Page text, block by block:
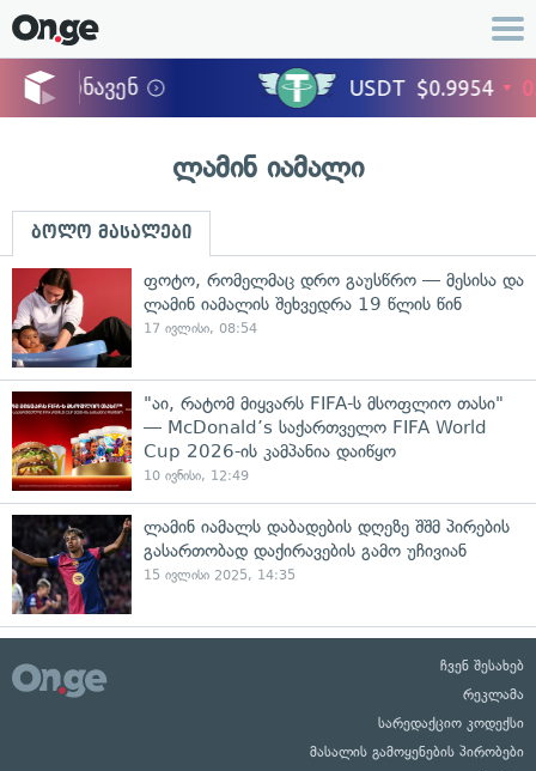
ლამინ იამალი
ბოლო მასალები
ფოტო, რომელმაც დრო გაუსწრო — მესისა და
ლამინ იამალის შეხვედრა 19 წლის წინ
17 ივლისი, 08:54
"აი, რატომ მიყვარს FIFA-ს მსოფლიო თასი"
— McDonald’s საქართველო FIFA World
Cup 2026-ის კამპანია დაიწყო
10 ივნისი, 12:49
ლამინ იამალს დაბადების დღეზე შშმ პირების
გასართობად დაქირავების გამო უჩივიან
15 ივლისი 2025, 14:35
ჩვენ შესახებ
რეკლამა
სარედაქციო კოდექსი
მასალის გამოყენების პირობები